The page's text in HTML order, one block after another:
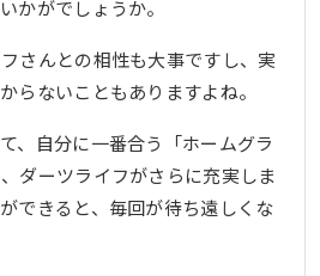
かがでしょうか。
さんとの相性も大事ですし、実
らないこともありますよね。
、自分に一番合う「ホームグラ
ダーツライフがさらに充実しま
できると、毎回が待ち遠しくな